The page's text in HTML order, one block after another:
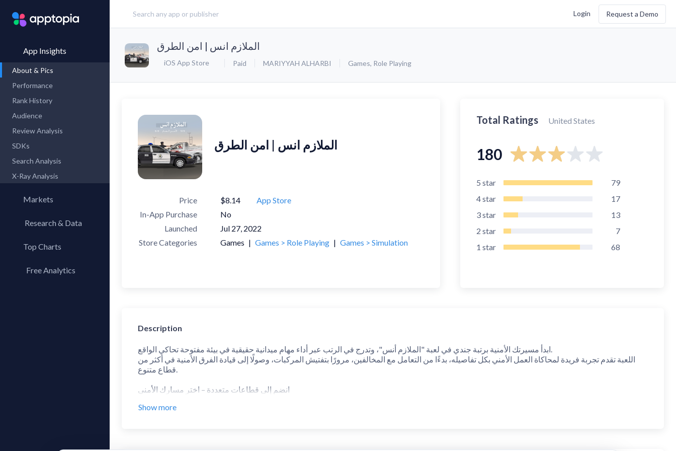
Login Request a Demo
App Insights
About & Pics
Performance
Rank History
Audience
Review Analysis
SDKs
Search Analysis
X-Ray Analysis
Markets
Research & Data
Top Charts
Top AppsFree Analytics
الملازم انس | امن الطرق
iOS App Store Paid MARIYYAH ALHARBI Games, Role Playing
الملازم انس | امن الطرق
Price $8.14
App Store
In-App Purchase
No
Launched
Jul 27, 2022
Store Categories
Games | Games > Role Playing | Games > Simulation
Total Ratings United States
180
5 star
79
4star
17
3star
13
2 star
7
1 star 68
Description
ابدأ مسيرتك الأمنية برتبة جندي في لعبة "الملازم أنس"، وتدرج في الرتب عبر أداء مهام ميدانية حقيقية في بيئة مفتوحة تحاكي الواقع.
اللعبة تقدم تجربة فريدة لمحاكاة العمل الأمني بكل تفاصيله، بدءًا من التعامل مع المخالفين، مرورًا بتفتيش المركبات، وصولًا إلى قيادة الفرق الأمنية في أكثر من
قطاع متنوع.
انضم إلى قطاعات متعددة – اختر مسارك الأمني
Show more